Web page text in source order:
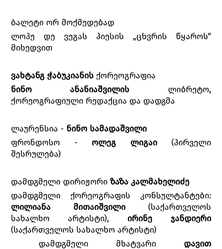
ბალეტი ორ მოქმედებად
ლოპე დე ვეგას პიესის „ცხვრის წყაროს“
მიხედვით
ვახტანგ ჭაბუკიანის ქორეოგრაფია
ნინო
ანანიაშვილის ლიბრეტო,
ქორეოგრაფიული რედაქცია და დადგმა
ლაურენსია - ნინო სამადაშვილი
ფრონდოსო - ოლეგ ლიგაი (პირველი
შესრულება)
დამდგმელი დირიჟორიზაზა კალმახელიძე
დამდგმელი ქორეოგრაფის კონსულტანტები:
ლილიანა
მითაიშვილი(საქართველოს
სახალხო არტისტი), ირინე
ჯანდიერი
(საქართველოს სახალხო არტისტი)
დამდგმელი მხატვარი დავით